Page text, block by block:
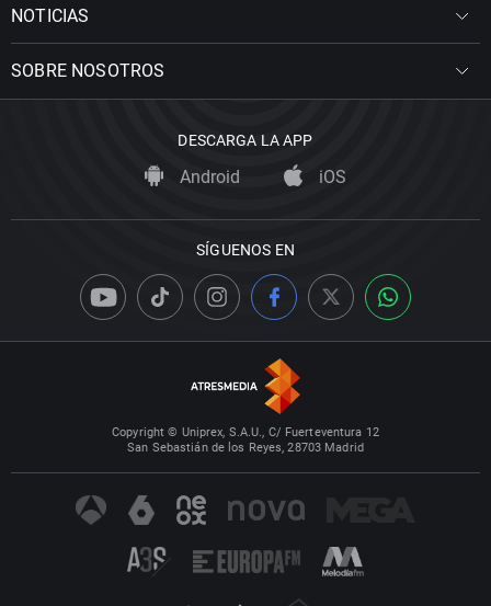
NOTICIAS
SOBRE NOSOTROS
DESCARGA LA APP
Android iOS
SÍGUENOS EN
Copyright © Uniprex, S.A.U., C/ Fuerteventura 12
San Sebastián de los Reyes, 28703 Madrid